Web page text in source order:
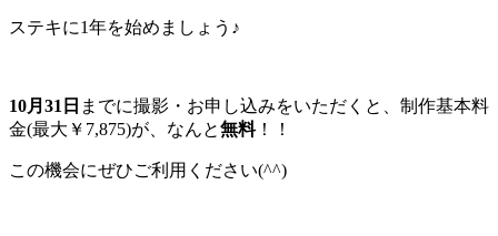
ステキに1年を始めましょう♪
10月31日 までに撮影・お申し込みをいただくと、制作基本料
金(最大￥7,875)が、なんと無料！！
この機会にぜひご利用ください(^^)